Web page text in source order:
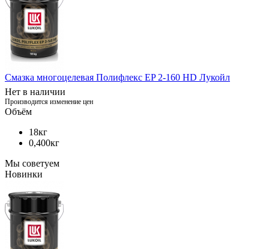
Смазка многоцелевая Полифлекс EP 2-160 HD Лукойл
Нет в наличии
Производится изменение цен
Объём
18кг
0,400кг
Мы советуем
Новинки